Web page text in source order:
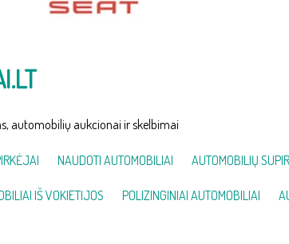
automobilių aukcionai ir skelbimai
NAUDOTI AUTOMOBILIAI AUTOMOBILIŲ
IŠ VOKIETIJOS POLIZINGINIAI AUTOMOBILIAI